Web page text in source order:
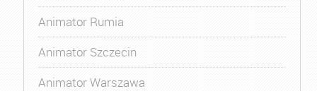
Animator Rumia
Animator Szczecin
Animator Warszawa